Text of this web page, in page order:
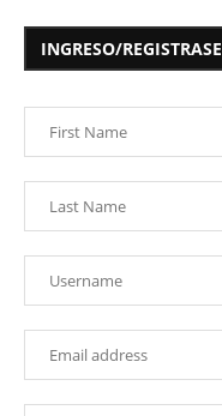
INGRESO/REGISTRASE